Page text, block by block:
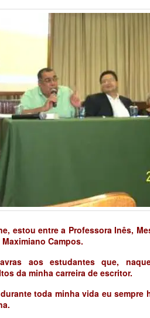
estou entre a Professora Inês,
Campos.
aos estudantes que,
da minha carreira de escritor.
toda minha vida eu sempre